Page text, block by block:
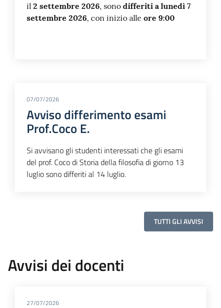
il 2 settembre 2026, sono differiti a lunedì 7
settembre 2026, con inizio alle ore 9:00
07/07/2026
Avviso differimento esami
Prof.Coco E.
Si avvisano gli studenti interessati che gli esami
del prof. Coco di Storia della filosofia di giorno 13
luglio sono differiti al 14 luglio.
TUTTI GLI AVVISI
Avvisi dei docenti
27/07/2026